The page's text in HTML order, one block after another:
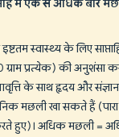
में एक से अधिक बार
इष्टतम स्वास्थ्य के लिए
प्रत्येक) की अनुशंसा
के साथ हृदय और
मछली खा सकते हैं
हुए)। अधिक मछली =